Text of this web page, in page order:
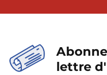
lettre